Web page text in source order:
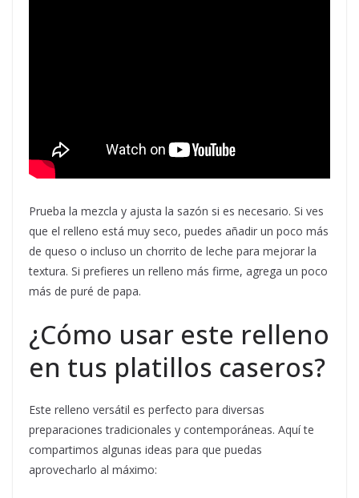
Prueba la mezcla y ajusta la sazón si es necesario. Si ves
que el relleno está muy seco, puedes añadir un poco más
de queso o incluso un chorrito de leche para mejorar la
textura. Si prefieres un relleno más firme, agrega un poco
más de puré de papa.
¿Cómo usar este relleno
en tus platillos caseros?
Este relleno versátil es perfecto para diversas
preparaciones tradicionales y contemporáneas. Aquí te
compartimos algunas ideas para que puedas
aprovecharlo al máximo: